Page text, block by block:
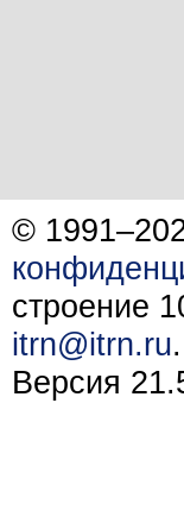
©
строение
itrn@itrn.ru.
Версия